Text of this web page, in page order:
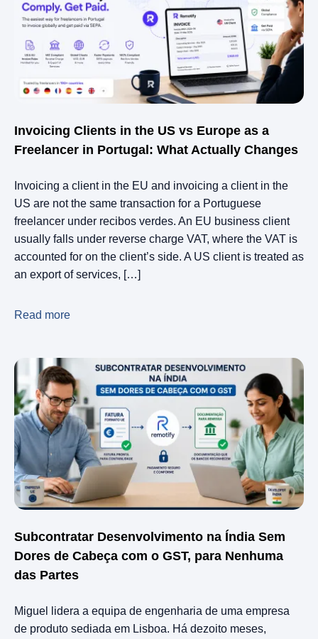
Invoicing Clients in the US vs Europe as a
Freelancer in Portugal: What Actually Changes
Invoicing a client in the EU and invoicing a client in the
US are not the same transaction for a Portuguese
freelancer under recibos verdes. An EU business client
usually falls under reverse charge VAT, where the VAT is
accounted for on the client’s side. A US client is treated as
an export of services, […]
Read more
Subcontratar Desenvolvimento na Índia Sem
Dores de Cabeça com o GST, para Nenhuma
das Partes
Miguel lidera a equipa de engenharia de uma empresa
de produto sediada em Lisboa. Há dezoito meses,